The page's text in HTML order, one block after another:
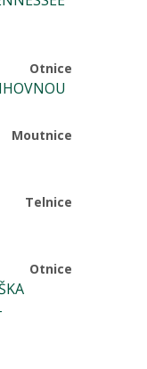
Otnice
Moutnice
Telnice
Otnice